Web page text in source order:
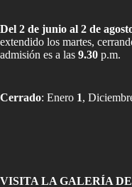
Del 2 de junio al 2 de
extendido los martes,
admisión es a las 9.30 p.m.
Cerrado: Enero 1,
VISITA LA GALERÍA